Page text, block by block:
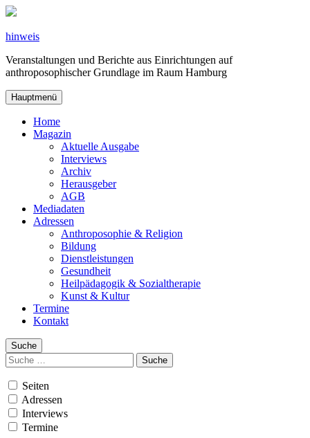
Zum
springen
hinweis
Veranstaltungen und Berichte aus Einrichtungen auf
anthroposophischer Grundlage im Raum Hamburg
Hauptmenü
Home
Magazin
Aktuelle Ausgabe
Interviews
Archiv
Herausgeber
AGB
Mediadaten
Adressen
Anthroposophie & Religion
Bildung
Dienstleistungen
Gesundheit
Heilpädagogik & Sozialtherapie
Kunst & Kultur
Termine
Kontakt
Suche
Suchen
nach:
Seiten
Adressen
Interviews
Termine